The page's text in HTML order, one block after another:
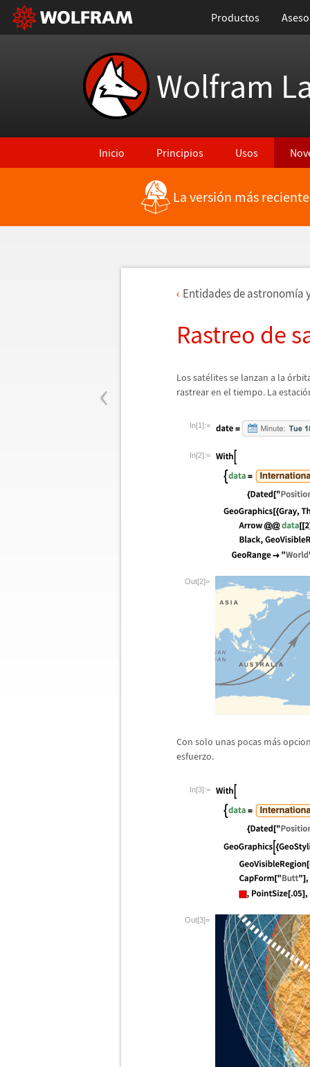
Productos
Wolfram
Inicio Principios Usos
La versión más
‹
Entidades de astronomía
Rastreo de
Los satélites se lanzan a la ó
rastrear en el tiempo. La estació
In[1]:=
In[2]:=
Out[2]=
Con solo unas pocas más
esfuerzo.
In[3]:=
Out[3]=